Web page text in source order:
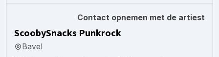
Contact opnemen met de artiest
ScoobySnacks Punkrock
Bavel